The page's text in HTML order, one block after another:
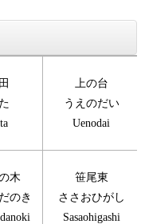
上の台
うえのだい
Uenodai
木
のき
笹尾東
ささおひがし
Sasaohigashi